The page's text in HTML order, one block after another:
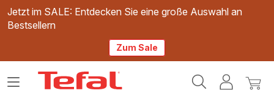
Jetzt im SALE: Entdecken Sie eine große Auswahl an
Bestsellern
Zum Sale
Mein
Mein
Das